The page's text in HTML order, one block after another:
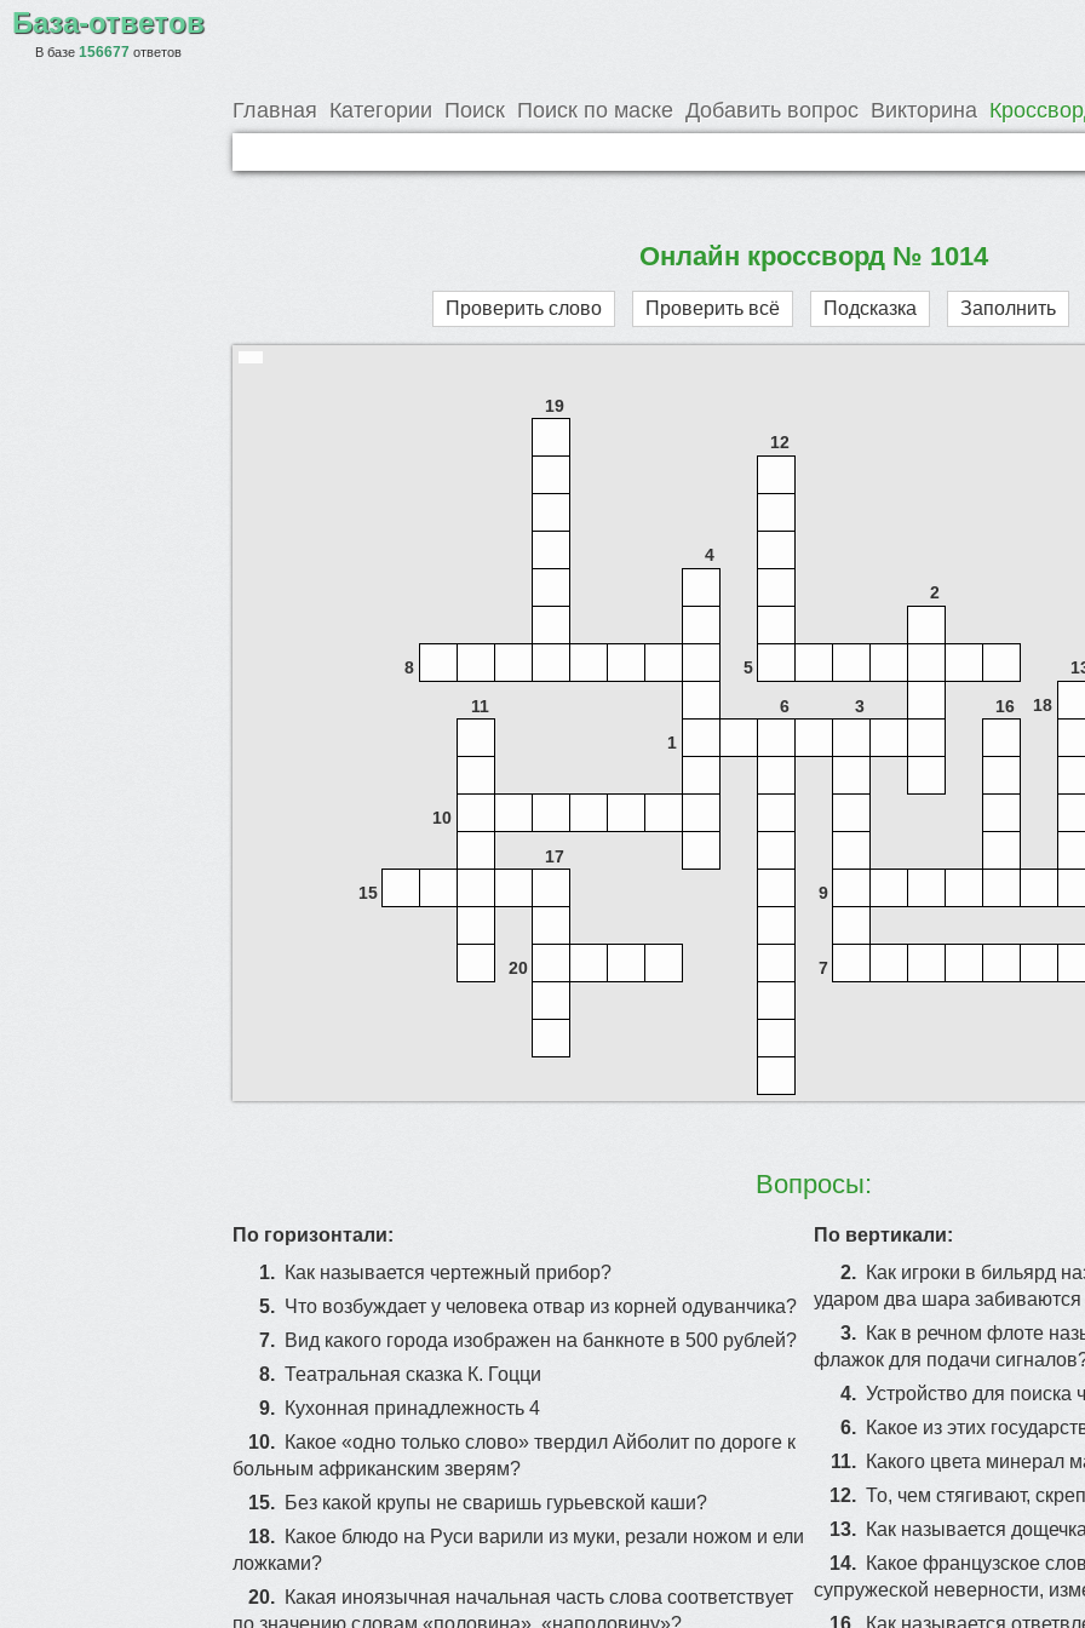
База-ответов
В базе 156677 ответов
Главная Категории Поиск Поиск по маске Добавить вопрос Викторина
Онлайн кроссворд № 1014
Проверить слово Проверить всё Подсказка Заполнить
19
12
4
2
8 5
11
6 3 16
18
1
10
17
15
9
20 7
Вопросы:
По горизонтали:
1. Как называется чертежный прибор?
5. Что возбуждает у человека отвар из корней одуванчика?
7. Вид какого города изображен на банкноте в 500 рублей?
8. Театральная сказка К. Гоцци
9. Кухонная принадлежность 4
10. Какое «одно только слово» твердил Айболит по дороге к
больным африканским зверям?
15. Без какой крупы не сваришь гурьевской каши?
18. Какое блюдо на Руси варили из муки, резали ножом и ели
ложками?
20. Какая иноязычная начальная часть слова соответствует
по значению словам «половина», «наполовину»?
По вертикали:
2. Как игроки в бильярд
ударом два шара
3. Как в речном флоте
флажок для подачи
4. Устройство для поиска
6. Какое из этих
11. Какого цвета минерал
12. То, чeм cтягивaют,
13. Как называется
14. Какое французское
супружеской неверности,
16.
Как называется